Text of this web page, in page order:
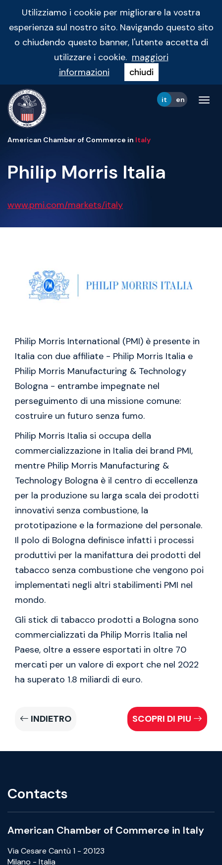
Utilizziamo i cookie per migliorare la vostra
esperienza sul nostro sito. Navigando questo sito
o chiudendo questo banner, l'utente accetta di
utilizzare i cookie. maggiori
informazioni
chiudi
it en
American Chamber of Commerce in Italy
Philip Morris Italia
www.pmi.com/markets/italy
Philip Morris International (PMI) è presente in
Italia con due affiliate - Philip Morris Italia e
Philip Morris Manufacturing & Technology
Bologna - entrambe impegnate nel
perseguimento di una missione comune:
costruire un futuro senza fumo.
Philip Morris Italia si occupa della
commercializzazione in Italia dei brand PMI,
mentre Philip Morris Manufacturing &
Technology Bologna è il centro di eccellenza
per la produzione su larga scala dei prodotti
innovativi senza combustione, la
prototipazione e la formazione del personale.
Il polo di Bologna definisce infatti i processi
produttivi per la manifattura dei prodotti del
tabacco senza combustione che vengono poi
implementati negli altri stabilimenti PMI nel
mondo.
Gli stick di tabacco prodotti a Bologna sono
commercializzati da Philip Morris Italia nel
Paese, oltre a essere esportati in oltre 70
mercati per un valore di export che nel 2022
ha superato 1.8 miliardi di euro.
INDIETRO SCOPRI DI PIU
Contacts
American Chamber of Commerce in Italy
Via Cesare Cantù 1 - 20123
Milano - Italia